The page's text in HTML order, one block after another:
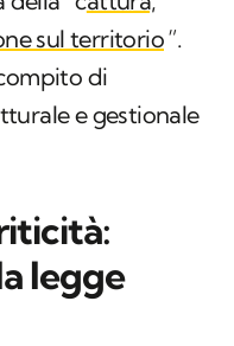
sul territorio”.
di
e gestionale
legge